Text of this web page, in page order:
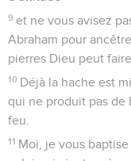
9 et ne vous avisez
Abraham pour
pierres Dieu peut
10 Déjà la hache est
qui ne produit pas de
feu.
11 Moi, je vous